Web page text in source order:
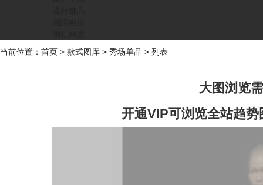
当前位置： 首页 > 款式图库 > 秀场单品 > 列表
大图浏览
开通VIP可浏览全站趋